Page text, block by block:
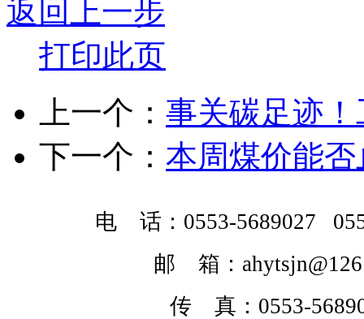
返回上一步
打印此页
上一个： 事关碳足迹
下一个： 本周煤价能
电 话：0553-5689027
邮 箱：
传 真：0553-